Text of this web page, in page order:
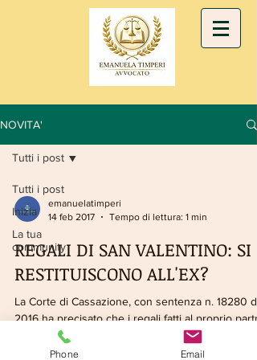
NOVITA'
Tutti i post
Inizia
La tua
community
Tutti i post
emanuelatimperi
14 feb 2017
Tempo di lettura: 1 min
REGALI DI SAN VALENTINO: SI
RESTITUISCONO ALL'EX?
La Corte di Cassazione, con sentenza n. 18280
2016 ha precisato che i regali fatti al proprio
in occasione di festività e...
Phone Email